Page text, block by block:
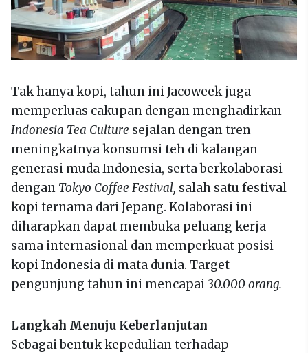
Tak hanya kopi, tahun ini Jacoweek juga
memperluas cakupan dengan menghadirkan
Indonesia Tea Culture sejalan dengan tren
meningkatnya konsumsi teh di kalangan
generasi muda Indonesia, serta berkolaborasi
dengan Tokyo Coffee Festival, salah satu festival
kopi ternama dari Jepang. Kolaborasi ini
diharapkan dapat membuka peluang kerja
sama internasional dan memperkuat posisi
kopi Indonesia di mata dunia. Target
pengunjung tahun ini mencapai30.000 orang.
Langkah Menuju Keberlanjutan
Sebagai bentuk kepedulian terhadap